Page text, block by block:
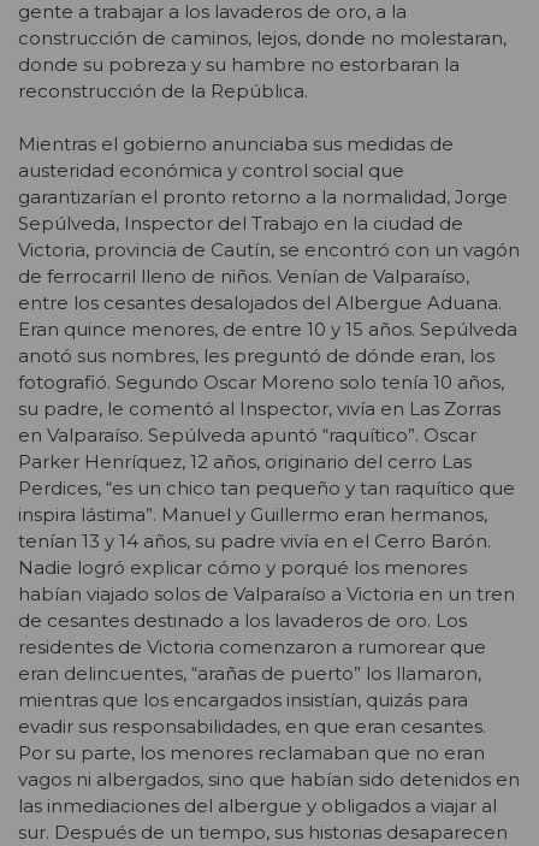
gente a trabajar a los lavaderos de oro, a la
construcción de caminos, lejos, donde no molestaran,
donde su pobreza y su hambre no estorbaran la
reconstrucción de la República.
Mientras el gobierno anunciaba sus medidas de
austeridad económica y control social que
garantizarían el pronto retorno a la normalidad, Jorge
Sepúlveda, Inspector del Trabajo en la ciudad de
Victoria, provincia de Cautín, se encontró con un vagón
de ferrocarril lleno de niños. Venían de Valparaíso,
entre los cesantes desalojados del Albergue Aduana.
Eran quince menores, de entre 10 y 15 años. Sepúlveda
anotó sus nombres, les preguntó de dónde eran, los
fotografió. Segundo Oscar Moreno solo tenía 10 años,
su padre, le comentó al Inspector, vivía en Las Zorras
en Valparaíso. Sepúlveda apuntó “raquítico”. Oscar
Parker Henríquez, 12 años, originario del cerro Las
Perdices, “es un chico tan pequeño y tan raquítico que
inspira lástima”. Manuel y Guillermo eran hermanos,
tenían 13 y 14 años, su padre vivía en el Cerro Barón.
Nadie logró explicar cómo y porqué los menores
habían viajado solos de Valparaíso a Victoria en un tren
de cesantes destinado a los lavaderos de oro. Los
residentes de Victoria comenzaron a rumorear que
eran delincuentes, “arañas de puerto” los llamaron,
mientras que los encargados insistían, quizás para
evadir sus responsabilidades, en que eran cesantes.
Por su parte, los menores reclamaban que no eran
vagos ni albergados, sino que habían sido detenidos en
las inmediaciones del albergue y obligados a viajar al
sur. Después de un tiempo, sus historias desaparecen